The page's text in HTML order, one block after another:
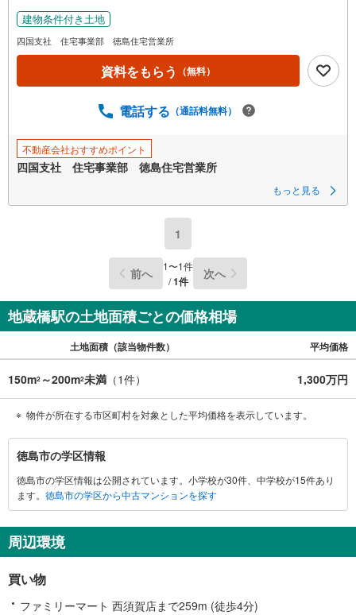
建物条件付き土地
四国支社 住宅事業部 徳島住宅営業所
資料をもらう （無料）
電話する （通話料無料）
不動産会社おすすめポイント
四国支社 住宅事業部 徳島住宅営業所
もっと見る
1
前へ 1〜1件
/1件 次へ
地蔵橋駅の土地面積ごとの価格相場
土地面積（該当物件数） 平均価格
150m2 ～200m2未満 （1件） 1,300万円
物件が所在する市区町村を対象とした平均価格を表示しています。
徳
島
市
に
す
る
情
報
徳島市の学区情報
徳島市の学区情報は公開されています。小学校が30件、中学校が15件あり
ます。 徳島市の学区から中古マンションを探す
周辺環境
買い物
ファミリーマート 西須賀店まで259m (徒歩4分)